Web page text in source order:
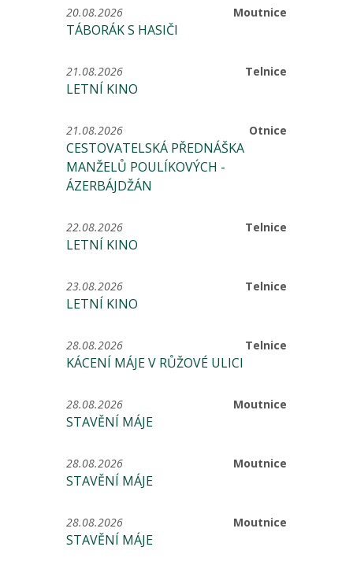
Moutnice
20.08.2026
TÁBORÁK S HASIČI
Telnice
21.08.2026
LETNÍ KINO
Otnice
21.08.2026
CESTOVATELSKÁ PŘEDNÁŠKA
MANŽELŮ POULÍKOVÝCH -
ÁZERBÁJDŽÁN
Telnice
22.08.2026
LETNÍ KINO
Telnice
23.08.2026
LETNÍ KINO
Telnice
28.08.2026
KÁCENÍ MÁJE V RŮŽOVÉ ULICI
Moutnice
28.08.2026
STAVĚNÍ MÁJE
Moutnice
28.08.2026
STAVĚNÍ MÁJE
Moutnice
28.08.2026
STAVĚNÍ MÁJE